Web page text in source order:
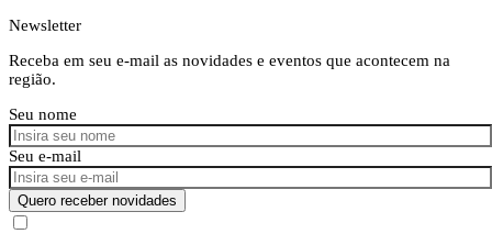
Newsletter
Receba em seu e-mail as novidades e eventos que acontecem na
região.
Seu nome
Seu e-mail
Quero receber novidades